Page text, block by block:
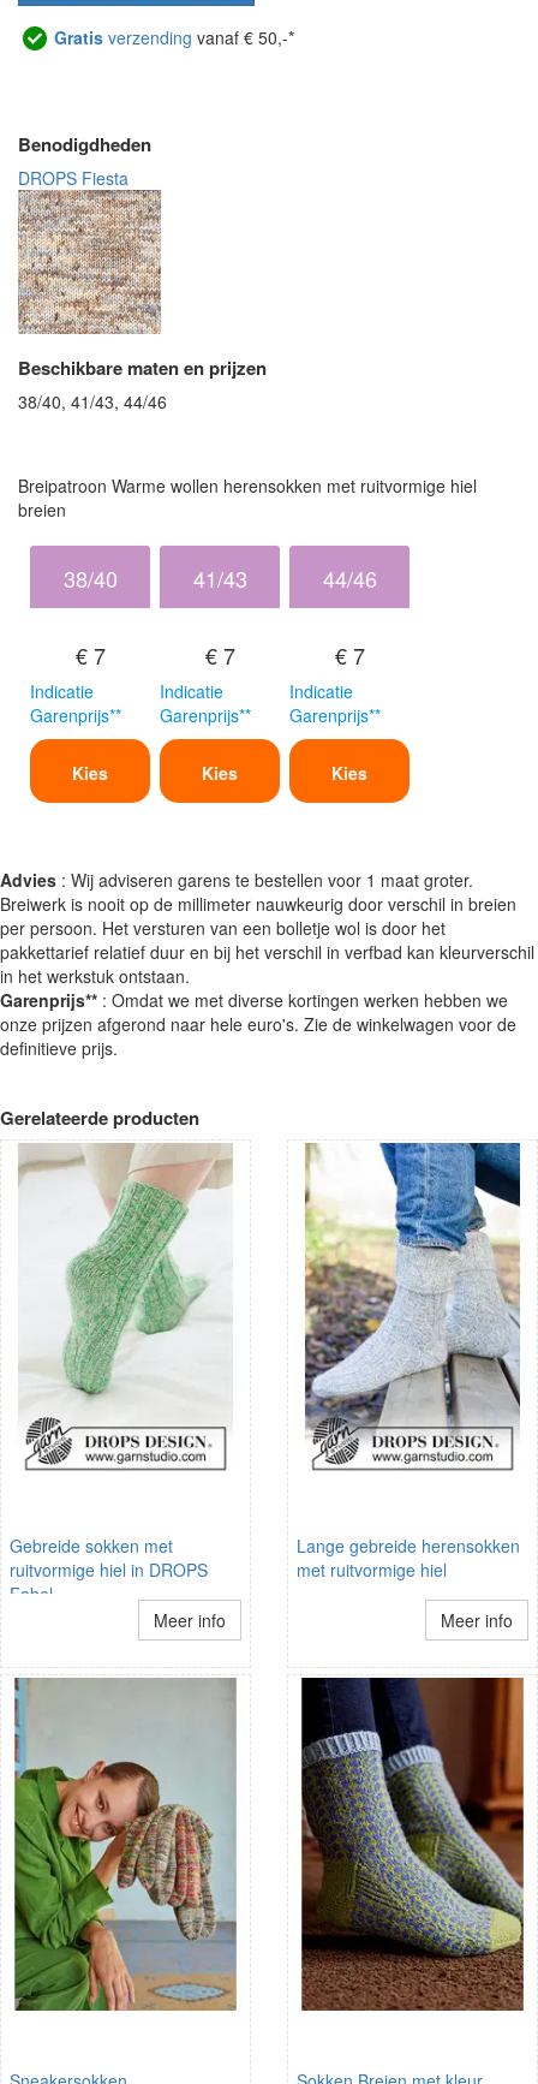
Gratis verzending vanaf € 50,-*
Benodigdheden
DROPS Fiesta
Beschikbare maten en prijzen
38/40, 41/43, 44/46
Breipatroon Warme wollen herensokken met ruitvormige hiel
breien
38/40
€ 7
Indicatie
Garenprijs**
Kies
41/43
€ 7
Indicatie
Garenprijs**
Kies
44/46
€ 7
Indicatie
Garenprijs**
Kies
Advies : Wij adviseren garens te bestellen voor 1 maat groter.
Breiwerk is nooit op de millimeter nauwkeurig door verschil in breien
per persoon. Het versturen van een bolletje wol is door het
pakkettarief relatief duur en bij het verschil in verfbad kan kleurverschil
in het werkstuk ontstaan.
Garenprijs** : Omdat we met diverse kortingen werken hebben we
onze prijzen afgerond naar hele euro's. Zie de winkelwagen voor de
definitieve prijs.
Gerelateerde producten
Gebreide sokken met
ruitvormige hiel in DROPS
Fabel
Meer info
Lange gebreide herensokken
met ruitvormige hiel
Meer info